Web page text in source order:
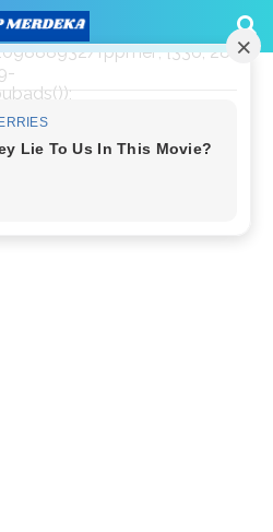
|| {cmd: []};
{
rppmer', [336, 280],